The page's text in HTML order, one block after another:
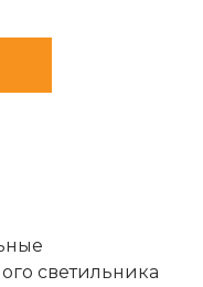
светильника